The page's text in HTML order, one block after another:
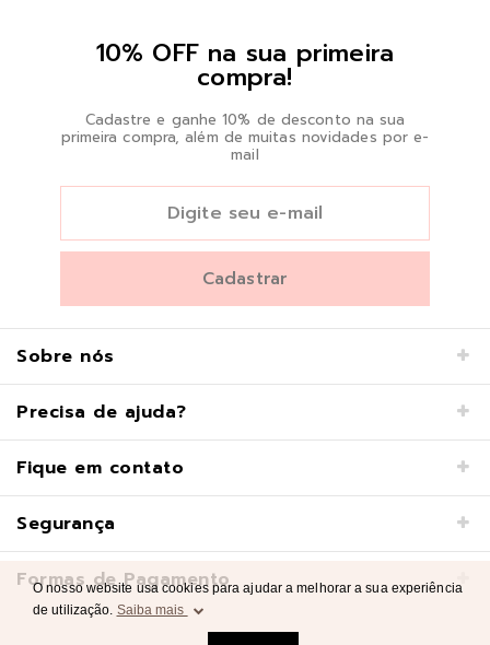
10% OFF na sua primeira
compra!
Cadastre e ganhe 10% de desconto na sua
primeira compra, além de muitas novidades por e-
mail
Sobre nós
Precisa de ajuda?
Fique em contato
Segurança
Formas de Pagamento
O nosso website usa cookies para ajudar a melhorar a sua experiência
de utilização. Saiba mais